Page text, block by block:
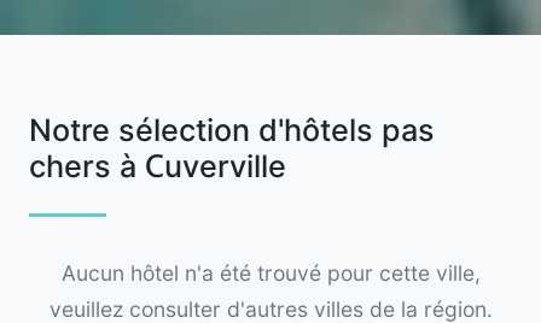
Notre sélection d'hôtels pas
chers à Cuverville
Aucun hôtel n'a été trouvé pour cette ville,
veuillez consulter d'autres villes de la région.